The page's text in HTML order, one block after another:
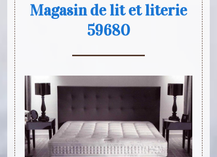
Magasin de lit et literie
59680